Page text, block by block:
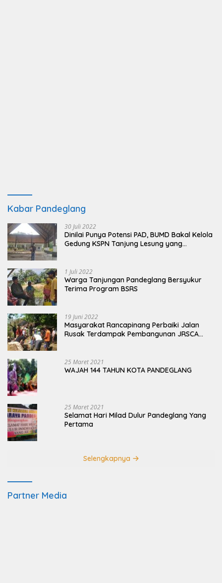
Kabar Pandeglang
30 Juli 2022
Dinilai Punya Potensi PAD, BUMD Bakal Kelola
Gedung KSPN Tanjung Lesung yang
1 Juli 2022
Warga Tanjungan Pandeglang Bersyukur
Terima Program BSRS
19 Juni 2022
Masyarakat Rancapinang Perbaiki Jalan
Rusak Terdampak Pembangunan JRSCA
25 Maret 2021
WAJAH 144 TAHUN KOTA PANDEGLANG
25 Maret 2021
Selamat Hari Milad Dulur Pandeglang Yang
Pertama
Selengkapnya
Partner Media